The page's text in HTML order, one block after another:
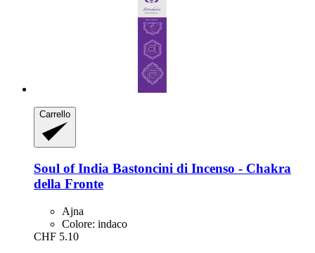
Carrello
Soul of India Bastoncini di Incenso -​ Chakra
della Fronte
Ajna
Colore: indaco
CHF 5.10